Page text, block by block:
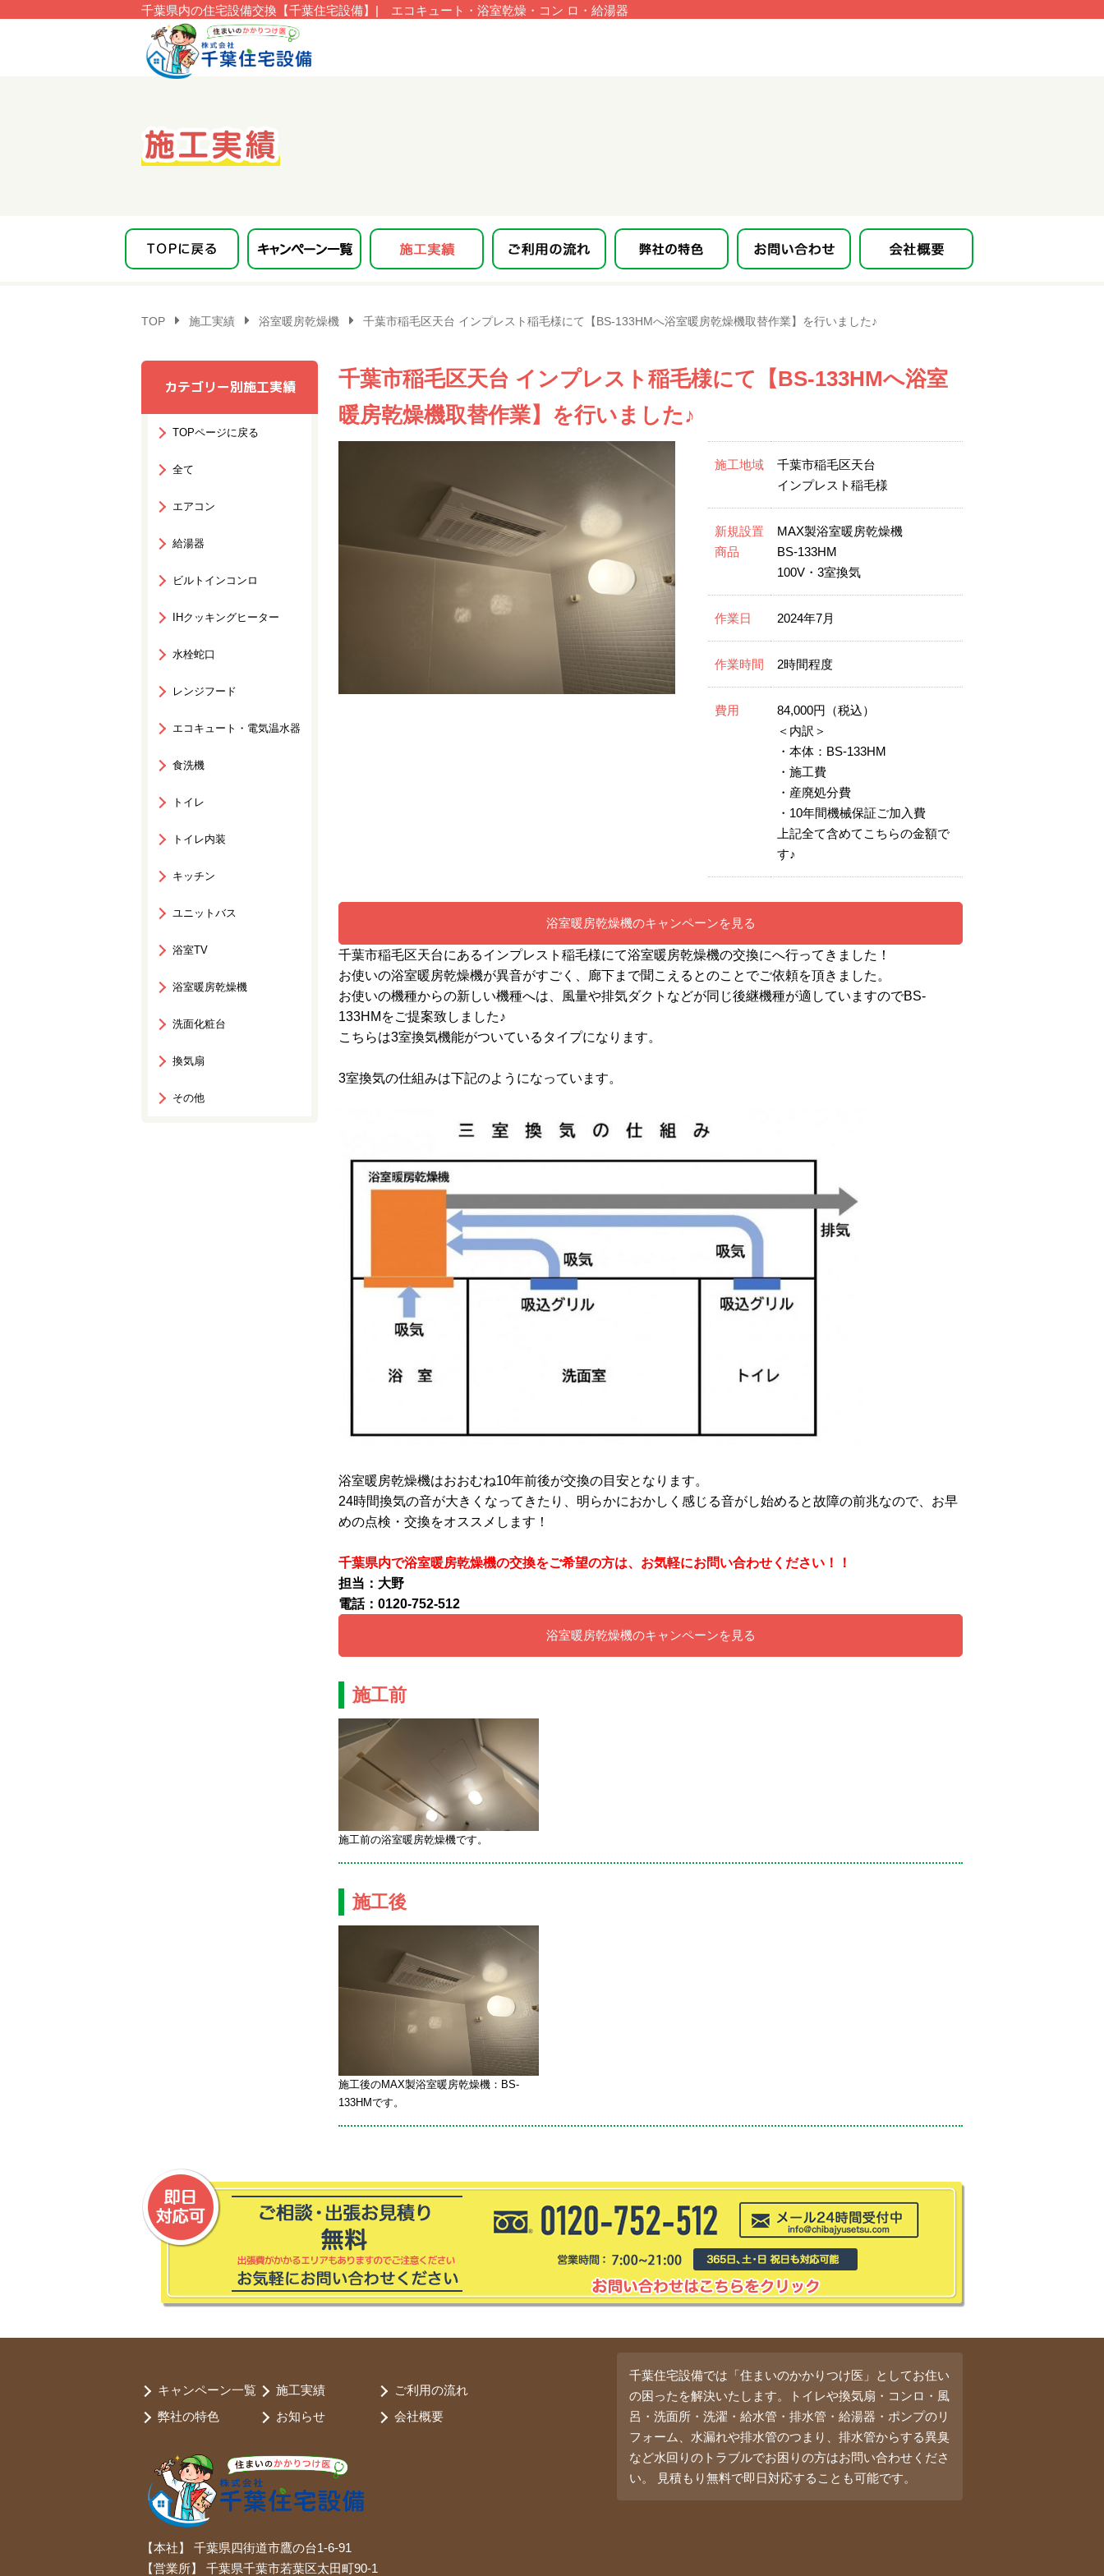
千葉県内の住宅設備交換【千葉住宅設備】| エコキュート・浴室乾燥・コン ロ・給湯器
TOP 施工実績 浴室暖房乾燥機 千葉市稲毛区天台 インプレスト稲毛様にて【BS-133HMへ浴室暖房乾燥機取替作業】を行いました♪
カテゴリー別施工実績
TOPページに戻る
全て
エアコン
給湯器
ビルトインコンロ
IHクッキングヒーター
水栓蛇口
レンジフード
エコキュート・電気温水器
食洗機
トイレ
トイレ内装
キッチン
ユニットバス
浴室TV
浴室暖房乾燥機
洗面化粧台
換気扇
その他
千葉市稲毛区天台 インプレスト稲毛様にて【BS-133HMへ浴室
暖房乾燥機取替作業】を行いました♪
施工地域
千葉市稲毛区天台
インプレスト稲毛様
新規設置
商品
MAX製浴室暖房乾燥機
BS-133HM
100V・3室換気
作業日 2024年7月
作業時間 2時間程度
費用
84,000円（税込）
＜内訳＞
・本体：BS-133HM
・施工費
・産廃処分費
・10年間機械保証ご加入費
上記全て含めてこちらの金額で
す♪
浴室暖房乾燥機のキャンペーンを見る
千葉市稲毛区天台にあるインプレスト稲毛様にて浴室暖房乾燥機の交換にへ行ってきました！
お使いの浴室暖房乾燥機が異音がすごく、廊下まで聞こえる とのことでご依頼を頂きました。
お使いの機種からの新しい機種へは、風量や排気ダクトなどが同じ後継機種が適していますのでBS-
133HMをご提案致しました♪
こちらは3室換気機能がついているタイプになります。
3室換気の仕組みは下記のようになっています。
浴室暖房乾燥機はおおむね10年前後が交換の目安となります。
24時間換気の音が大きくなってきたり、明らかにおかしく感じる音がし始めると故障の前兆なので、お早
めの点検・交換をオススメします！
千葉県内で浴室暖房乾燥機の交換をご希望の方は、お気軽にお問い合わせください！！
担当：大野
電話：0120-752-512
浴室暖房乾燥機のキャンペーンを見る
施工前
施工前の浴室暖房乾燥機です。
施工後
施工後のMAX製浴室暖房乾燥機：BS-
133HMです。
千葉住宅設備では「住まいのかかりつけ医」としてお住い
の困ったを解決いたします。トイレや換気扇・コンロ・風
呂・洗面所・洗濯・給水管・排水管・給湯器・ポンプのリ
フォーム、水漏れや排水管のつまり、排水管からする異臭
など水回りのトラブルでお困りの方はお問い合わせくださ
い。 見積もり無料で即日対応することも可能です。
キャンペーン一覧 施工実績
ご利用の流れ
弊社の特色
お知らせ 会社概要
【本社】 千葉県四街道市鷹の台1-6-91
【営業所】 千葉県千葉市若葉区太田町90-1